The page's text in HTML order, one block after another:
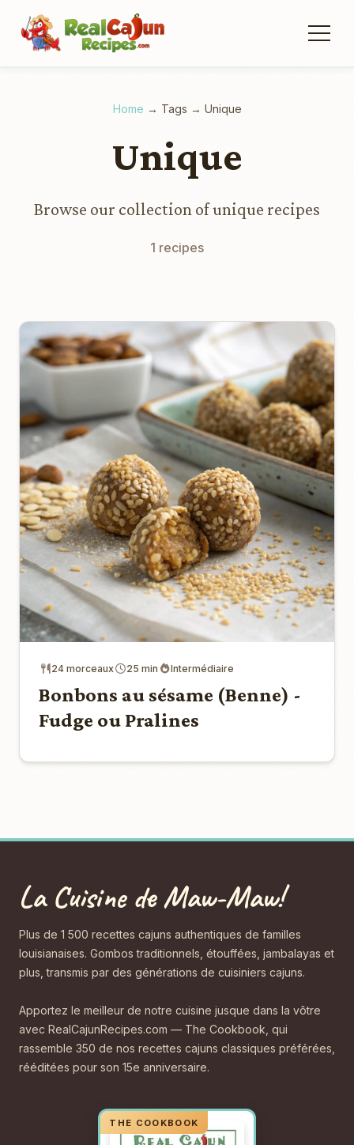
Home → Tags → Unique
Unique
Browse our collection of unique recipes
1 recipes
24 morceaux 25 min Intermédiaire
Bonbons au sésame (Benne) -
Fudge ou Pralines
La Cuisine de Maw-Maw!
Plus de 1 500 recettes cajuns authentiques de familles
louisianaises. Gombos traditionnels, étouffées, jambalayas et
plus, transmis par des générations de cuisiniers cajuns.
Apportez le meilleur de notre cuisine jusque dans la vôtre
avec RealCajunRecipes.com — The Cookbook, qui
rassemble 350 de nos recettes cajuns classiques préférées,
rééditées pour son 15e anniversaire.